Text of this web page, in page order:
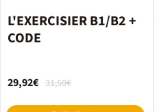
L'EXERCISIER B1/B2 +
CODE
31,50€
29,92€